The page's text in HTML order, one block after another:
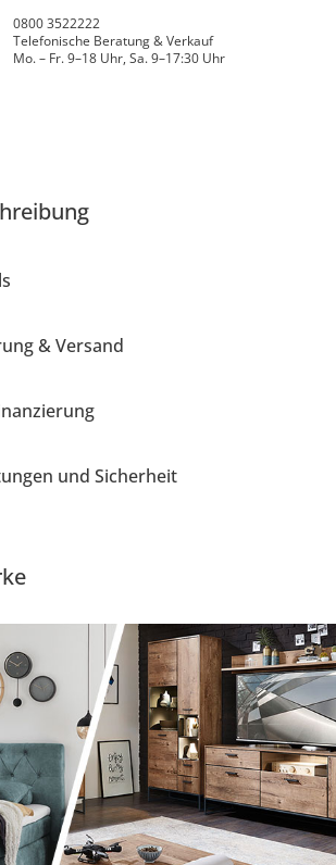
0800 3522222
Telefonische Beratung & Verkauf
Mo. – Fr. 9–18 Uhr, Sa. 9–17:30 Uhr
& Versand
und Sicherheit